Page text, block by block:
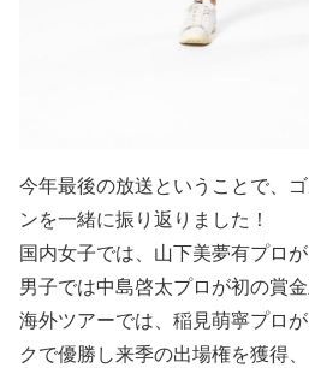
今年最後の放送ということで、
ンを一緒に振り返りました！
国内女子では、 山下美夢有プロが
男子では中島啓太プロが初の賞金
海外ツアーでは、稲見萌寧プロが
クで優勝し来季の出場権を獲得、